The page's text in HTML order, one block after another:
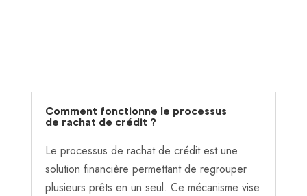
Comment fonctionne le processus
de rachat de crédit ?
Le processus de rachat de crédit est une
solution financière permettant de regrouper
plusieurs prêts en un seul. Ce mécanisme vise